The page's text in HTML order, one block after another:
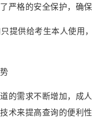
严格的安全保护，确
提供给考生本人使
的需求不断增加，成
术来提高查询的便利性